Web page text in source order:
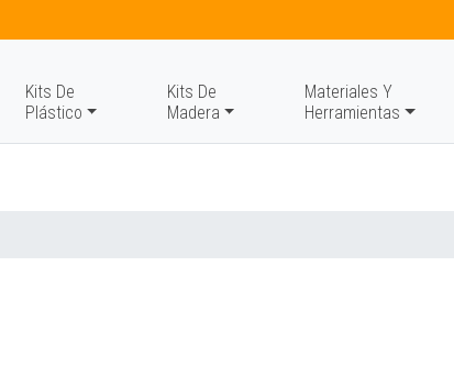
Kits De
Plástico
Kits De
Madera
Materiales Y
Herramientas